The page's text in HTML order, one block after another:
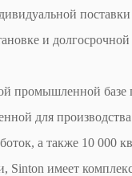
поставки
и
промышленной
для
а также 10 000
Sinton имеет